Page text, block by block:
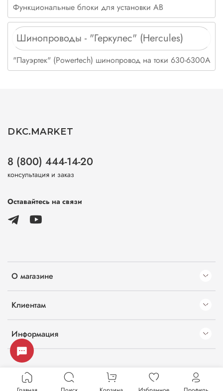
Функциональные блоки для установки АВ
Шинопроводы - "Геркулес" (Hercules)
"Пауэртек" (Powertech) шинопровод на токи 630-6300А
О магазине
Клиентам
Информация
DKC.MARKET
8 (800) 444-14-20
консультация и заказ
Оставайтесь на связи